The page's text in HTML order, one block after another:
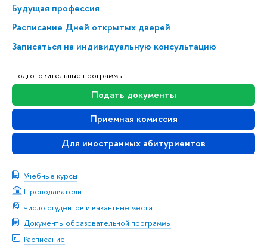
Будущая профессия
Расписание Дней открытых дверей
Записаться на индивидуальную консультацию
Подготовительные программы
Подать документы
Приемная комиссия
Для иностранных абитуриентов
Учебные курсы
Преподаватели
Число студентов и вакантные места
Документы образовательной программы
Расписание